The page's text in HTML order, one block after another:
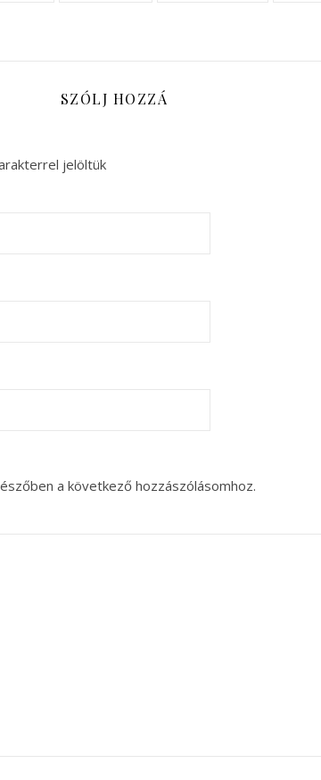
SZÓLJ HOZZÁ
jelöltük
a következő hozzászólásomhoz.